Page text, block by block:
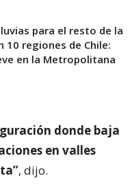
para el resto de la
10 regiones de Chile:
en la Metropolitana
donde baja
en valles
, dijo.